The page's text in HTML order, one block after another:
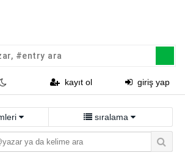
kayıt ol giriş yap
sıralama